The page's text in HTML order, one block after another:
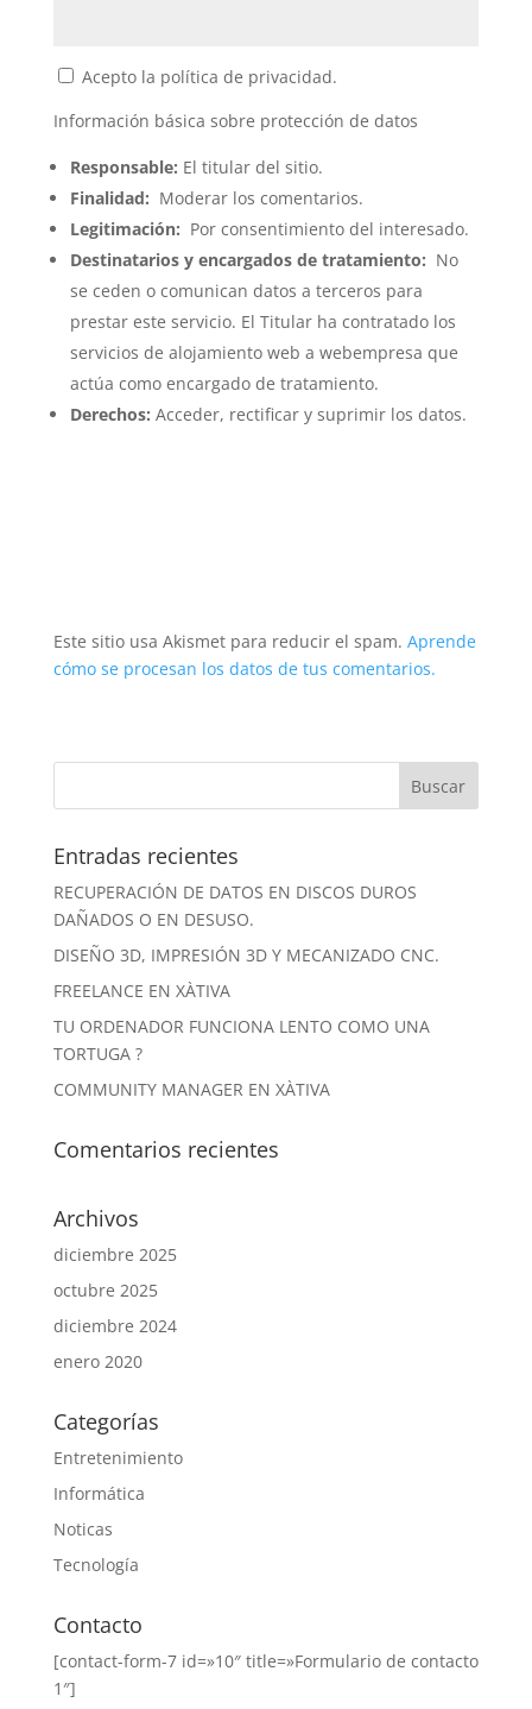
Acepto la política de privacidad.
Información básica sobre protección de datos
Responsable: El titular del sitio.
Finalidad: Moderar los comentarios.
Legitimación: Por consentimiento del interesado.
Destinatarios y encargados de tratamiento: No
se ceden o comunican datos a terceros para
prestar este servicio. El Titular ha contratado los
servicios de alojamiento web a webempresa que
actúa como encargado de tratamiento.
Derechos: Acceder, rectificar y suprimir los datos.
Este sitio usa Akismet para reducir el spam. Aprende
cómo se procesan los datos de tus comentarios.
Entradas recientes
RECUPERACIÓN DE DATOS EN DISCOS DUROS
DAÑADOS O EN DESUSO.
DISEÑO 3D, IMPRESIÓN 3D Y MECANIZADO CNC.
FREELANCE EN XÀTIVA
TU ORDENADOR FUNCIONA LENTO COMO UNA
TORTUGA ?
COMMUNITY MANAGER EN XÀTIVA
Comentarios recientes
Archivos
diciembre 2025
octubre 2025
diciembre 2024
enero 2020
Categorías
Entretenimiento
Informática
Noticas
Tecnología
Contacto
[contact-form-7 id=»10″ title=»Formulario de contacto
1″]